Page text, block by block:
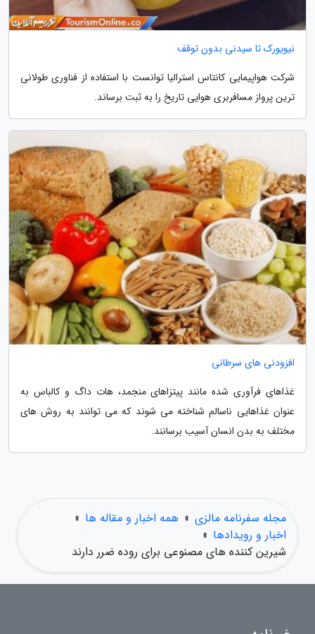
نیویورک تا سیدنی بدون توقف
شرکت هواپیمایی کانتاس استرالیا توانست با استفاده از فناوری طولانی
ترین پرواز مسافربری هوایی تاریخ را به ثبت برساند.
افزودنی های سرطانی
غذاهای فرآوری شده مانند پیتزاهای منجمد، هات داگ و کالباس به
عنوان غذاهایی ناسالم شناخته می شوند که می توانند به روش های
مختلف به بدن انسان آسیب برسانند.
مجله سفرنامه مالزی » همه اخبار و مقاله ها »
اخبار و رویدادها »
شیرین کننده های مصنوعی برای روده ضرر دارند